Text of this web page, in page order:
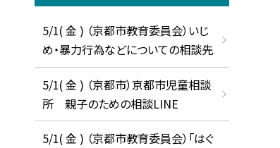
5/1( 金 ) （京都市教育委員会）いじ
め・暴力行為などについての相談先
5/1( 金 ) （京都市）京都市児童相談
所 親子のための相談LINE
5/1( 金 ) （京都市教育委員会）「はぐ